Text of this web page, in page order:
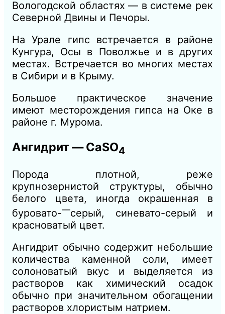
Вологодской областях — в системе рек
Северной Двины и Печоры.
На Урале гипс встречается в районе
Кунгура, Осы в Поволжье и в других
местах. Встречается во многих местах
в Сибири и в Крыму.
Большое практическое значение
имеют месторождения гипса на Оке в
районе г. Мурома.
Ангидрит—CaSO4
Порода плотной, реже
крупнозернистой структуры, обычно
белого цвета, иногда окрашенная в
буровато-—серый, синевато-серый и
красноватый цвет.
Ангидрит обычно содержит небольшие
количества каменной соли, имеет
солоноватый вкус и выделяется из
растворов как химический осадок
обычно при значительном обогащении
растворов хлористым натрием.